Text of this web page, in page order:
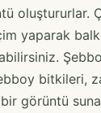
oluştururlar.
yaparak
bitkileri,
bir görüntü